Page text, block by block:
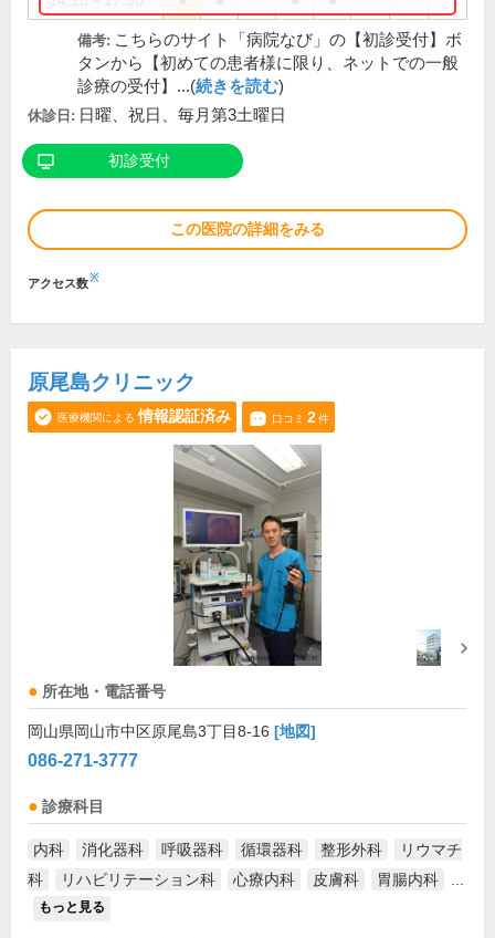
備考: こちらのサイト「病院なび」の【初診受付】ボ
タンから【初めての患者様に限り、ネットでの一般
診療の受付】...(続きを読む)
休診日: 日曜、祝日、毎月第3土曜日
初診受付
この医院の詳細をみる
アクセス数※
原尾島クリニック
医療機関による 情報認証済み 口コミ 2件
所在地・電話番号
岡山県岡山市中区原尾島3丁目8-16 [地図]
086-271-3777
診療科目
内科 消化器科 呼吸器科 循環器科 整形外科
リウマチ
科
リハビリテーション科 心療内科 皮膚科 胃腸内科
もっと見る